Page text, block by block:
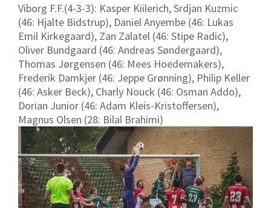
Viborg F.F.(4-3-3): Kasper Kiilerich, Srdjan Kuzmic
(46: Hjalte Bidstrup), Daniel Anyembe (46: Lukas
Emil Kirkegaard), Zan Zalatel (46: Stipe Radic),
Oliver Bundgaard (46: Andreas Søndergaard),
Thomas Jørgensen (46: Mees Hoedemakers),
Frederik Damkjer (46: Jeppe Grønning), Philip Keller
(46: Asker Beck), Charly Nouck (46: Osman Addo),
Dorian Junior (46: Adam Kleis-Kristoffersen),
Magnus Olsen (28: Bilal Brahimi)